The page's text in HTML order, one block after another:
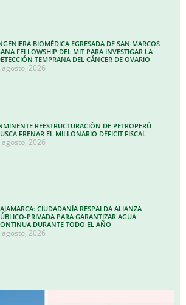
BIOMÉDICA EGRESADA DE SAN MARCOS
FELLOWSHIP DEL MIT PARA INVESTIGAR LA
TEMPRANA DEL CÁNCER DE OVARIO
agosto, 2026
REESTRUCTURACIÓN DE PETROPERÚ
FRENAR EL MILLONARIO DÉFICIT FISCAL
agosto, 2026
CIUDADANÍA RESPALDA ALIANZA
PRIVADA PARA GARANTIZAR AGUA
DURANTE TODO EL AÑO
agosto, 2026